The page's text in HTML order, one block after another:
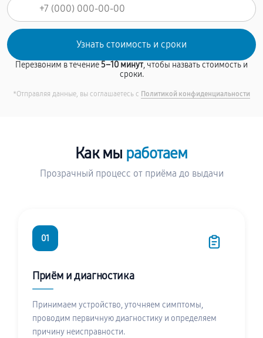
Перезвоним в течение5–10 минут, чтобы назвать стоимость и
сроки.
*Отправляя данные, вы соглашаетесь с Политикой конфиденциальности
Как мы работаем
Прозрачный процесс от приёма до выдачи
01
Приём и диагностика
Принимаем устройство, уточняем симптомы,
проводим первичную диагностику и определяем
причину неисправности.